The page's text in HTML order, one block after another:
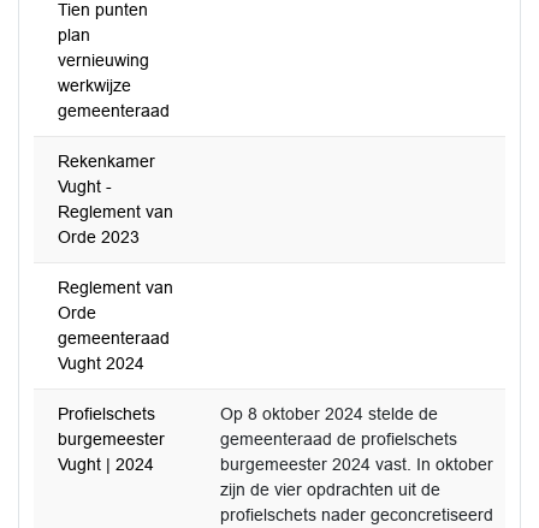
Tien punten
plan
vernieuwing
werkwijze
gemeenteraad
Rekenkamer
Vught -
Reglement van
Orde 2023
Reglement van
Orde
gemeenteraad
Vught 2024
Profielschets
burgemeester
Vught | 2024
Op 8 oktober 2024 stelde de
gemeenteraad de profielschets
burgemeester 2024 vast. In oktober
zijn de vier opdrachten uit de
profielschets nader geconcretiseerd